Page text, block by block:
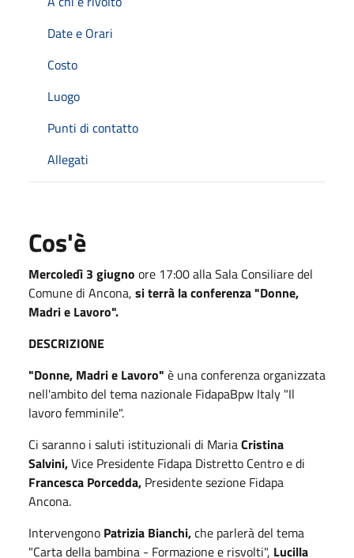
Date e Orari
Costo
Luogo
Punti di contatto
Allegati
Cos'è
Mercoledì 3 giugno ore 17:00 alla Sala Consiliare del
Comune di Ancona, si terrà la conferenza "Donne,
Madri e Lavoro".
DESCRIZIONE
"Donne, Madri e Lavoro" è una conferenza organizzata
nell'ambito del tema nazionale FidapaBpw Italy "Il
lavoro femminile".
Ci saranno i saluti istituzionali di MariaCristina
Salvini,Vice Presidente Fidapa Distretto Centro e di
Francesca Porcedda, Presidente sezione Fidapa
Ancona.
Intervengono Patrizia Bianchi,che parlerà del tema
"Carta della bambina - Formazione e risvolti", Lucilla